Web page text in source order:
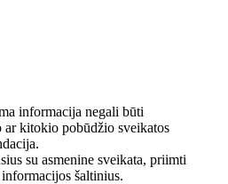
informacija negali būti
kitokio pobūdžio sveikatos
su asmenine sveikata, priimti
šaltinius.